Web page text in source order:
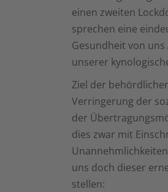
einen zweiten
sprechen eine
Gesundheit von
unserer
Ziel der
Verringerung der
der
dies zwar mit
uns doch dieser
stellen: